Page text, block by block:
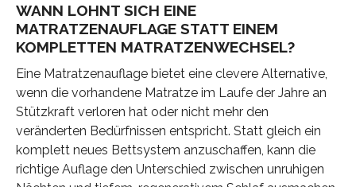
WANN LOHNT SICH EINE
MATRATZENAUFLAGE STATT EINEM
KOMPLETTEN MATRATZENWECHSEL?
Eine Matratzenauflage bietet eine clevere Alternative,
wenn die vorhandene Matratze im Laufe der Jahre an
Stützkraft verloren hat oder nicht mehr den
veränderten Bedürfnissen entspricht. Statt gleich ein
komplett neues Bettsystem anzuschaffen, kann die
richtige Auflage den Unterschied zwischen unruhigen